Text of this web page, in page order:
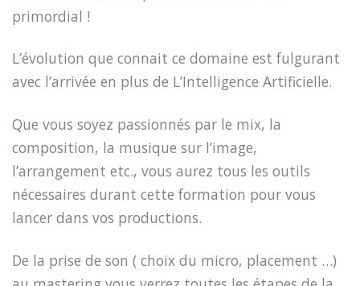
primordial !
L’évolution que connait ce domaine est fulgurant
avec l’arrivée en plus de L’Intelligence Artificielle.
Que vous soyez passionnés par le mix, la
composition, la musique sur l’image,
l’arrangement etc., vous aurez tous les outils
nécessaires durant cette formation pour vous
lancer dans vos productions.
De la prise de son ( choix du micro, placement …)